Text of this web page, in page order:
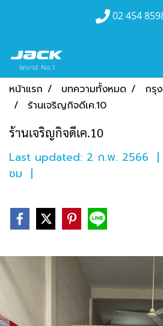
02 454
หน้าแรก บทความทั้งหมด
กรุ
ร้านเจริญกิจ​ดีเค.10
ร้านเจริญกิจ​ดีเค.10
Last updated: 2 ก.พ. 2566 |
ชม |